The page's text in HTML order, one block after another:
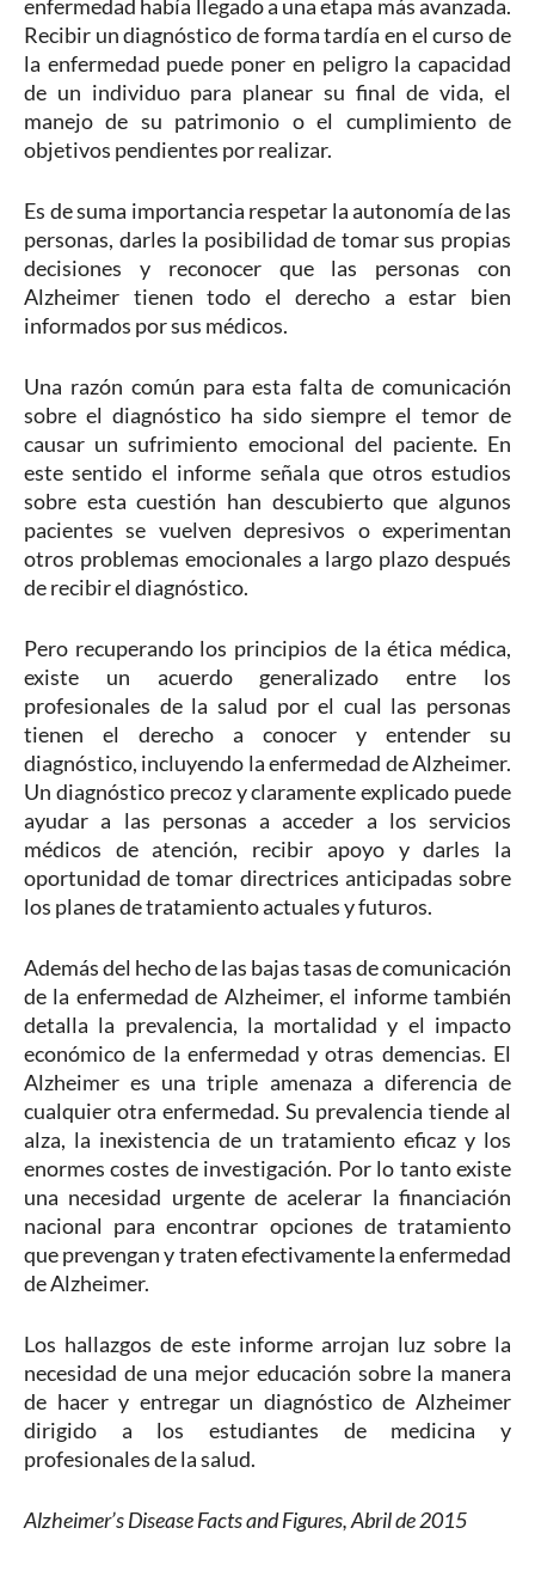
enfermedad había llegado a una etapa más avanzada.
Recibir un diagnóstico de forma tardía en el curso de
la enfermedad puede poner en peligro la capacidad
de un individuo para planear su final de vida, el
manejo de su patrimonio o el cumplimiento de
objetivos pendientes por realizar.
Es de suma importancia respetar la autonomía de las
personas, darles la posibilidad de tomar sus propias
decisiones y reconocer que las personas con
Alzheimer tienen todo el derecho a estar bien
informados por sus médicos.
Una razón común para esta falta de comunicación
sobre el diagnóstico ha sido siempre el temor de
causar un sufrimiento emocional del paciente. En
este sentido el informe señala que otros estudios
sobre esta cuestión han descubierto que algunos
pacientes se vuelven depresivos o experimentan
otros problemas emocionales a largo plazo después
de recibir el diagnóstico.
Pero recuperando los principios de la ética médica,
existe un acuerdo generalizado entre los
profesionales de la salud por el cual las personas
tienen el derecho a conocer y entender su
diagnóstico, incluyendo la enfermedad de Alzheimer.
Un diagnóstico precoz y claramente explicado puede
ayudar a las personas a acceder a los servicios
médicos de atención, recibir apoyo y darles la
oportunidad de tomar directrices anticipadas sobre
los planes de tratamiento actuales y futuros.
Además del hecho de las bajas tasas de comunicación
de la enfermedad de Alzheimer, el informe también
detalla la prevalencia, la mortalidad y el impacto
económico de la enfermedad y otras demencias. El
Alzheimer es una triple amenaza a diferencia de
cualquier otra enfermedad. Su prevalencia tiende al
alza, la inexistencia de un tratamiento eficaz y los
enormes costes de investigación. Por lo tanto existe
una necesidad urgente de acelerar la financiación
nacional para encontrar opciones de tratamiento
que prevengan y traten efectivamente la enfermedad
de Alzheimer.
Los hallazgos de este informe arrojan luz sobre la
necesidad de una mejor educación sobre la manera
de hacer y entregar un diagnóstico de Alzheimer
dirigido a los estudiantes de medicina y
profesionales de la salud.
Alzheimer’s Disease Facts and Figures, Abril de 2015